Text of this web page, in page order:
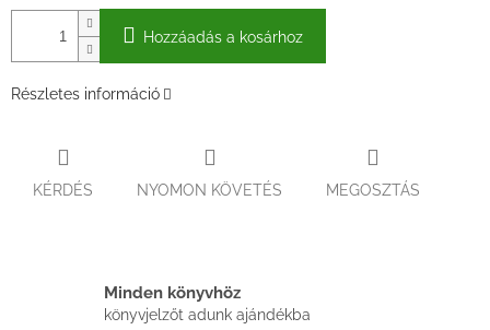
Hozzáadás a kosárhoz
Részletes információ
KÉRDÉS NYOMON KÖVETÉS MEGOSZTÁS
Minden könyvhöz
könyvjelzőt adunk ajándékba